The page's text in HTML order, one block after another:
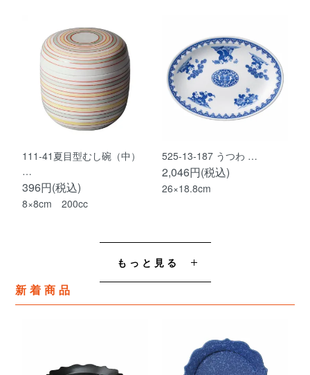
111-41夏目型むし碗（中）
…
396円(税込)
8×8cm 200cc
525-13-187 うつわ …
2,046円(税込)
26×18.8cm
もっと見る
新着商品